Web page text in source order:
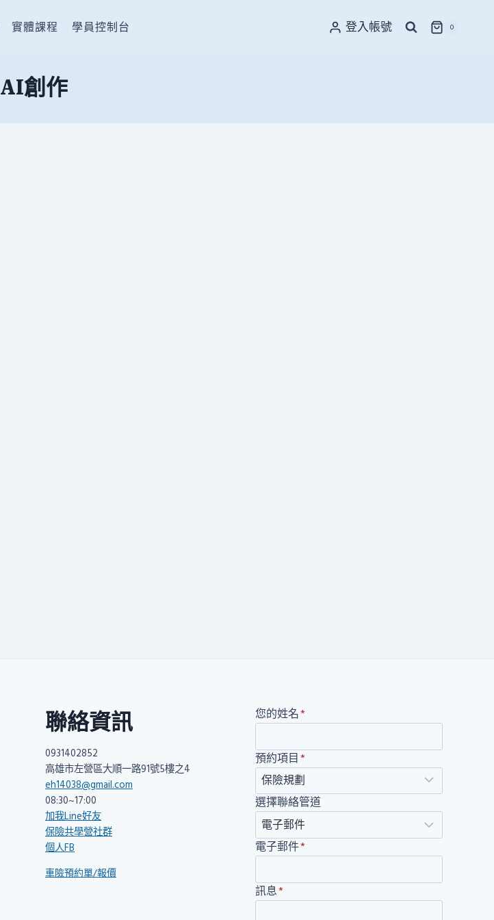
實體課程 學員控制台 登入帳號 0
AI創作
聯絡資訊
0931402852
高雄市左營區大順一路91號5樓之4
eh14038@gmail.com
08:30~17:00
加我Line好友
保險共學營社群
個人FB
車險預約單/報價
您的姓名*
預約項目*
選擇聯絡管道
電子郵件*
訊息*